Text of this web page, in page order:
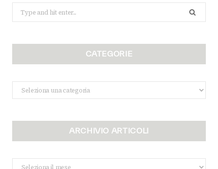
for:
CATEGORIE
Categorie
ARCHIVIO ARTICOLI
Archivio